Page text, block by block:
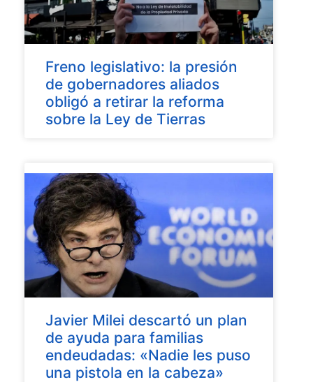
Freno legislativo: la presión
de gobernadores aliados
obligó a retirar la reforma
sobre la Ley de Tierras
Javier Milei descartó un plan
de ayuda para familias
endeudadas: «Nadie les puso
una pistola en la cabeza»